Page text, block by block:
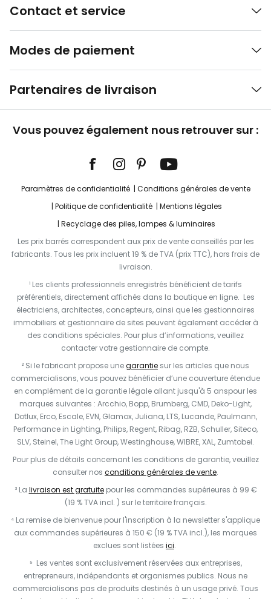
Contact et service
Modes de paiement
Partenaires de livraison
Vous pouvez également nous retrouver sur :
Paramètres de confidentialité
Conditions générales de vente
Politique de confidentialité
Mentions légales
Recyclage des piles, lampes & luminaires
Les prix barrés correspondent aux prix de vente conseillés par les
fabricants. Tous les prix incluent 19 % de TVA (prix TTC), hors frais de
livraison.
¹ Les clients professionnels enregistrés bénéficient de tarifs
préférentiels, directement affichés dans la boutique en ligne. Les
électriciens, architectes, concepteurs, ainsi que les gestionnaires
immobiliers et gestionnaire de sites peuvent également accéder à
des conditions spéciales. Pour plus d’informations, veuillez
contacter votre gestionnaire de compte.
² Si le fabricant propose unegarantie sur les articles que nous
commercialisons, vous pouvez bénéficier d’une couverture étendue
en complément de la garantie légale allant jusqu'à 5 anspour les
marques suivantes : Arcchio, Bopp, Brumberg, CMD, Deko-Light,
Dotlux, Erco, Escale, EVN, Glamox, Juliana, LTS, Lucande, Paulmann,
Performance in Lighting, Philips, Regent, Ribag, RZB, Schuller, Siteco,
SLV, Steinel, The Light Group, Westinghouse, WIBRE, XAL, Zumtobel.
Pour plus de détails concernant les conditions de garantie, veuillez
consulter nos conditions générales de vente.
³ La livraison est gratuitepour les commandes supérieures à 99 €
(19 % TVA incl. ) sur le territoire français.
⁴ La remise de bienvenue pour l'inscription à la newsletter s'applique
aux commandes supérieures à 150 € (19 % TVA incl.), les marques
exclues sont listées ici.
⁵ Les ventes sont exclusivement réservées aux entreprises,
entrepreneurs, indépendants et organismes publics. Nous ne
commercialisons pas de produits destinés à un usage privé. Tous